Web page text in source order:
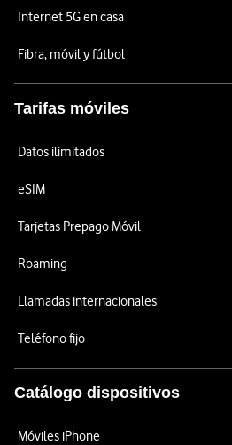
Internet 5G en casa
Fibra, móvil y fútbol
Tarifas móviles
Datos ilimitados
eSIM
Tarjetas Prepago Móvil
Roaming
Llamadas internacionales
Teléfono fijo
Catálogo dispositivos
Móviles iPhone